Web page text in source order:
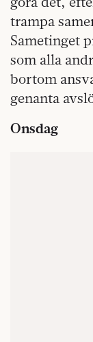
trampa
Sametinget
som alla
bortom
genanta
Onsdag